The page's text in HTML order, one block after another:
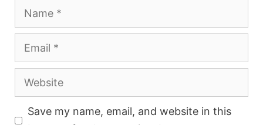
Name
Email
Website
Save my name, email, and website in this